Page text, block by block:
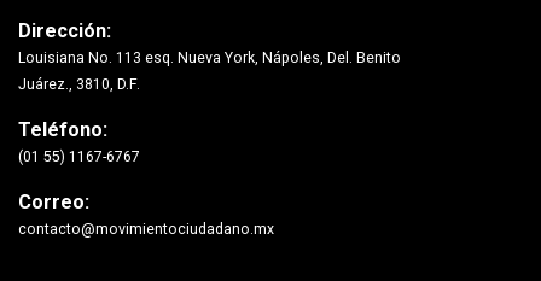
Dirección:
Louisiana No. 113 esq. Nueva York, Nápoles, Del. Benito
Juárez., 3810, D.F.
Teléfono:
(01 55) 1167-6767
Correo:
contacto@movimientociudadano.mx